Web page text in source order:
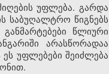
უფლება. გარდა
საბუღალტრო წიგნებს
წლიური
არასწორადაა
ეს უფლებები შეიძლება